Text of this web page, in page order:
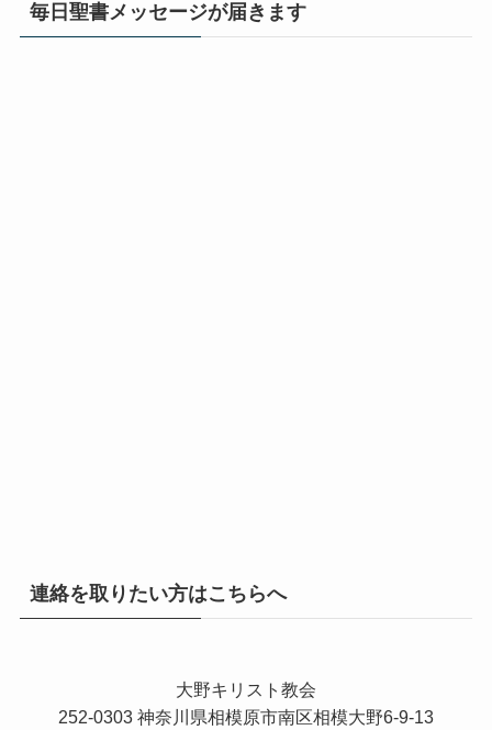
毎日聖書メッセージが届きます
連絡を取りたい方はこちらへ
大野キリスト教会
252-0303 神奈川県相模原市南区相模大野6-9-13